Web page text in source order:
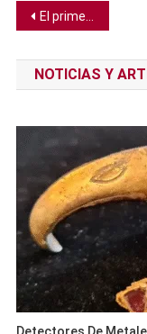
Navegación
de
entradas
El primer envío de antimateria en camión marca el inicio de una “nueva era” en la física
NOTICIAS Y
Detectores De